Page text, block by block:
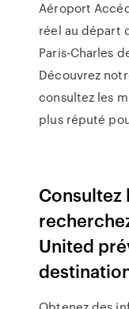
Aéroport
réel au départ
Paris-Charles
Découvrez
consultez les
plus réputé
Consultez
United